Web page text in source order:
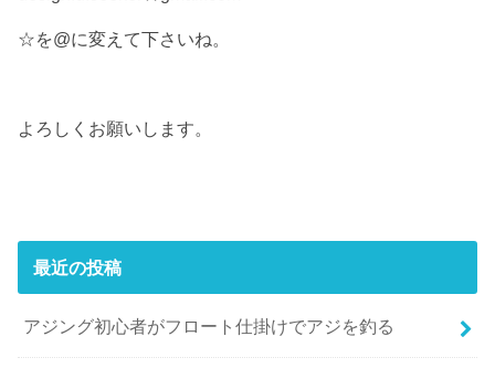
☆を@に変えて下さいね。
よろしくお願いします。
最近の投稿
アジング初心者がフロート仕掛けでアジを釣る